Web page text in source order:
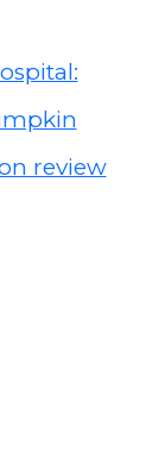
review